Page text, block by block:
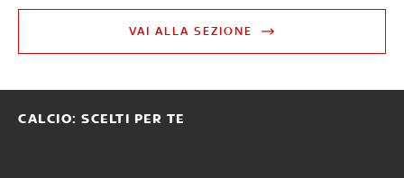
VAI ALLA SEZIONE
CALCIO: SCELTI PER TE